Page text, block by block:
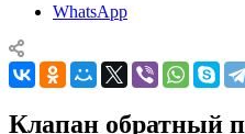
WhatsApp
Клапан обратный